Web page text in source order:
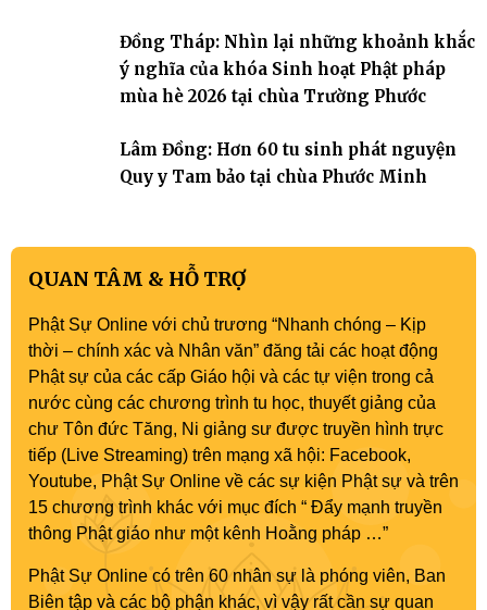
Đồng Tháp: Nhìn lại những khoảnh khắc
ý nghĩa của khóa Sinh hoạt Phật pháp
mùa hè 2026 tại chùa Trường Phước
Lâm Đồng: Hơn 60 tu sinh phát nguyện
Quy y Tam bảo tại chùa Phước Minh
QUAN TÂM & HỖ TRỢ
Phật Sự Online với chủ trương “Nhanh chóng – Kịp
thời – chính xác và Nhân văn” đăng tải các hoạt động
Phật sự của các cấp Giáo hội và các tự viện trong cả
nước cùng các chương trình tu học, thuyết giảng của
chư Tôn đức Tăng, Ni giảng sư được truyền hình trực
tiếp (Live Streaming) trên mạng xã hội: Facebook,
Youtube, Phật Sự Online về các sự kiện Phật sự và trên
15 chương trình khác với mục đích “ Đẩy mạnh truyền
thông Phật giáo như một kênh Hoằng pháp …”
Phật Sự Online có trên 60 nhân sự là phóng viên, Ban
Biên tập và các bộ phận khác, vì vậy rất cần sự quan